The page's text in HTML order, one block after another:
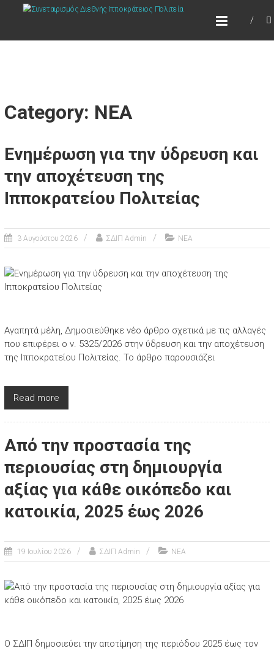
ΣΥΝΕΤΑΙΡΙΣΜΌΣ ΔΙΕΘΝΉΣ
Category: ΝΕΑ
Ενημέρωση για την ύδρευση και
την αποχέτευση της
Ιπποκρατείου Πολιτείας
3 Αυγούστου 2026 ΣΔΙΠ Admin ΝΕΑ
Αγαπητά μέλη, Δημοσιεύθηκε νέο άρθρο σχετικά με τις αλλαγές
που επιφέρει ο ν. 5325/2026 στην ύδρευση και την αποχέτευση
της Ιπποκρατείου Πολιτείας. Το άρθρο παρουσιάζει
Read more
Από την προστασία της
περιουσίας στη δημιουργία
αξίας για κάθε οικόπεδο και
κατοικία, 2025 έως 2026
19 Ιουλίου 2026 ΣΔΙΠ Admin ΝΕΑ
Ο ΣΔΙΠ δημοσιεύει την αποτίμηση της περιόδου 2025 έως τον